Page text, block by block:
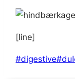
[line]
Indlæg-
#digestive#